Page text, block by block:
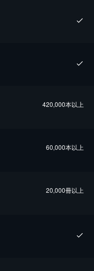
420,000本以上
60,000本以上
20,000冊以上